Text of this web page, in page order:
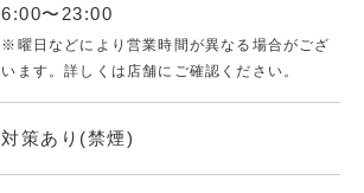
6:00〜23:00
※曜日などにより営業時間が異なる場合がござ
います。詳しくは店舗にご確認ください。
対策あり(禁煙)